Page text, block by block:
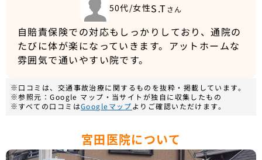
50代/女性S.T さん
自賠責保険での対応もしっかりしており、通院の
たびに体が楽になっていきます。アットホームな
雰囲気で通いやすい院です。
※口コミは、交通事故治療に関するものを抜粋・掲載しています。
※参照元：Google マップ・当サイトが独自に収集したもの
※すべての口コミはGoogleマップよりご確認いただけます。
宮田医院について